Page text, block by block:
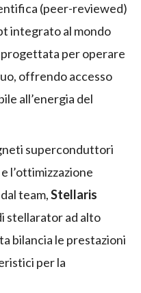
(peer-reviewed)
integrato al mondo
per operare
offrendo accesso
all’energia del
superconduttori
l’ottimizzazione
team,Stellaris
stellarator ad alto
bilancia le prestazioni
per la